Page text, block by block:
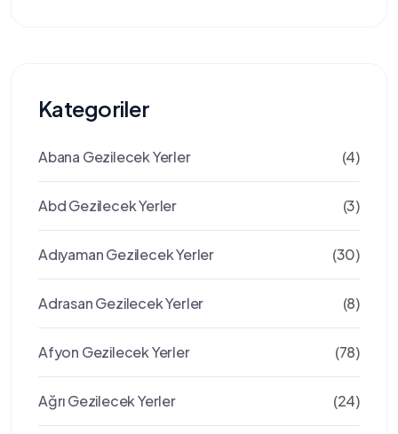
Kategoriler
Abana Gezilecek Yerler (4)
Abd Gezilecek Yerler (3)
Adıyaman Gezilecek Yerler (30)
Adrasan Gezilecek Yerler (8)
Afyon Gezilecek Yerler (78)
Ağrı Gezilecek Yerler (24)